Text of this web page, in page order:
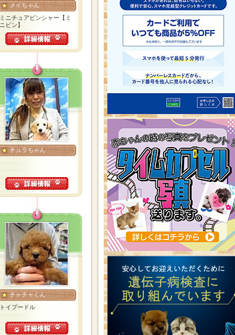
メイちゃん
ミニチュアピンシャー【ミ
ニピン】
チュラちゃん
チャチャくん
トイプードル